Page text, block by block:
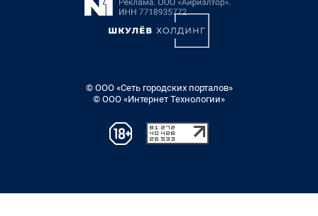
© ООО «Сеть городских порталов»
© ООО «Интернет Технологии»